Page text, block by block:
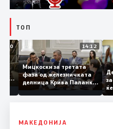
ТОП
15:20
Во
22
14:12
Мицкоски за третата
фаза од железничката
делница Крива Паланка
– Деве Баир: Проектот
нема да заврши на
целина
МАКЕДОНИЈА